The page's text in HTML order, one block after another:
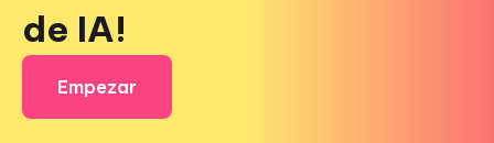
de IA!
Empezar